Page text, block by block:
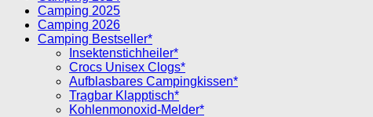
Camping 2025
Camping 2026
Camping Bestseller*
Insektenstichheiler*
Crocs Unisex Clogs*
Aufblasbares Campingkissen*
Tragbar Klapptisch*
Kohlenmonoxid-Melder*